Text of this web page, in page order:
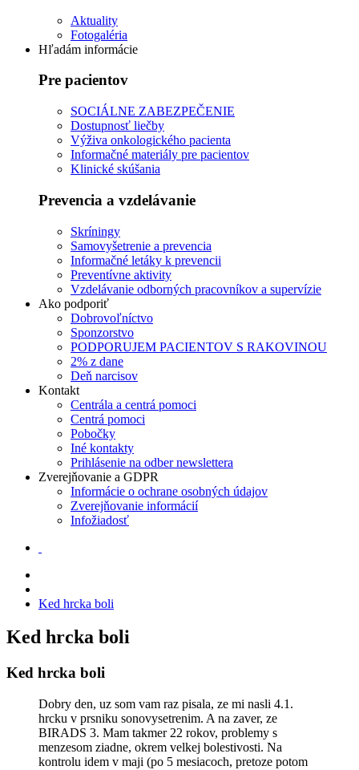
Aktuality
Fotogaléria
Hľadám informácie
Pre pacientov
SOCIÁLNE ZABEZPEČENIE
Dostupnosť liečby
Výživa onkologického pacienta
Informačné materiály pre pacientov
Klinické skúšania
Prevencia a vzdelávanie
Skríningy
Samovyšetrenie a prevencia
Informačné letáky k prevencii
Preventívne aktivity
Vzdelávanie odborných pracovníkov a supervízie
Ako podporiť
Dobrovoľníctvo
Sponzorstvo
PODPORUJEM PACIENTOV S RAKOVINOU
2% z dane
Deň narcisov
Kontakt
Centrála a centrá pomoci
Centrá pomoci
Pobočky
Iné kontakty
Prihlásenie na odber newslettera
Zverejňovanie a GDPR
Informácie o ochrane osobných údajov
Zverejňovanie informácií
Infožiadosť
Ked hrcka boli
Ked hrcka boli
Ked hrcka boli
Dobry den, uz som vam raz pisala, ze mi nasli 4.1.
hrcku v prsniku sonovysetrenim. A na zaver, ze
BIRADS 3. Mam takmer 22 rokov, problemy s
menzesom ziadne, okrem velkej bolestivosti. Na
kontrolu idem v maji (po 5 mesiacoch, pretoze potom